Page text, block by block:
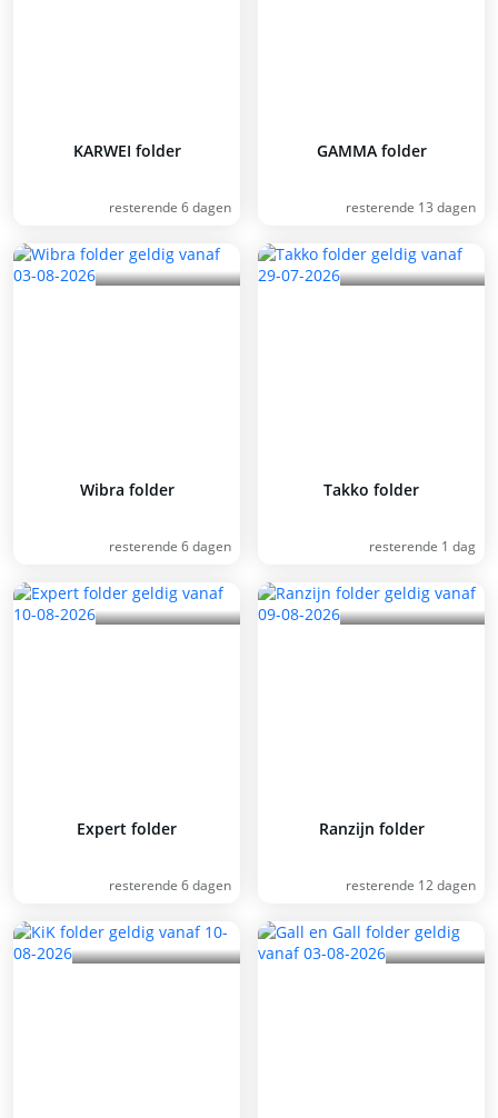
KARWEI folder
resterende 6 dagen
GAMMA folder
resterende 13 dagen
Wibra folder
resterende 6 dagen
Takko folder
resterende 1 dag
Expert folder
resterende 6 dagen
Ranzijn folder
resterende 12 dagen